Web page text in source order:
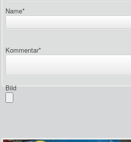
Name*
Kommentar*
Bild